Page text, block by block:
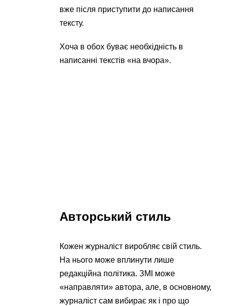
вже після приступити до написання
тексту.
Хоча в обох буває необхідність в
написанні текстів «на вчора».
Авторський стиль
Кожен журналіст виробляє свій стиль.
На нього може вплинути лише
редакційна політика. ЗМІ може
«направляти» автора, але, в основному,
журналіст сам вибирає як і про що